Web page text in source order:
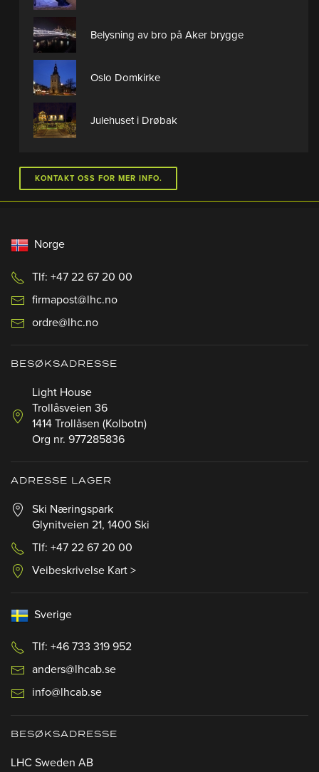
Belysning av bro på Aker brygge
Oslo Domkirke
Julehuset i Drøbak
KONTAKT OSS FOR MER INFO.
Norge
Tlf: +47 22 67 20 00
firmapost@lhc.no
ordre@lhc.no
BESØKSADRESSE
Light House
Trollåsveien 36
1414 Trollåsen (Kolbotn)
Org nr. 977285836
ADRESSE LAGER
Ski Næringspark
Glynitveien 21, 1400 Ski
Tlf: +47 22 67 20 00
Veibeskrivelse Kart >
Sverige
Tlf: +46 733 319 952
anders@lhcab.se
info@lhcab.se
BESØKSADRESSE
LHC Sweden AB